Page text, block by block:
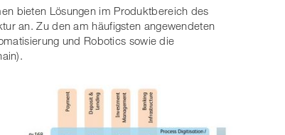
bieten Lösungen im Produktbereich des
an. Zu den am häufigsten angewendeten
und Robotics sowie die